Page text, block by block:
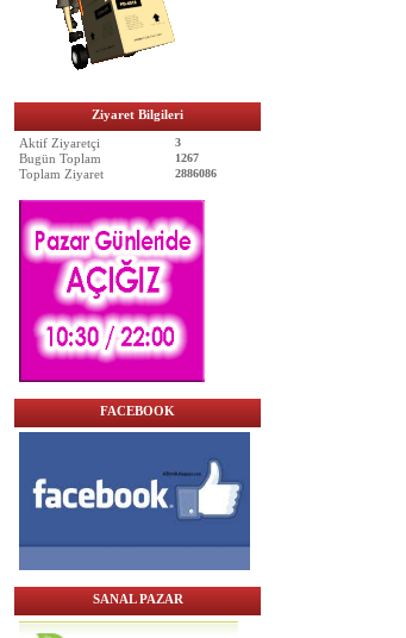
Ziyaret Bilgileri
Aktif Ziyaretçi
3
Bugün Toplam 1267
Toplam Ziyaret 2886086
FACEBOOK
SANAL PAZAR